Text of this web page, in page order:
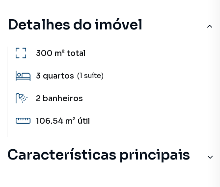
Detalhes do imóvel
300 m²total
3 quartos (1 suíte)
2 banheiros
106.54 m² útil
Características principais